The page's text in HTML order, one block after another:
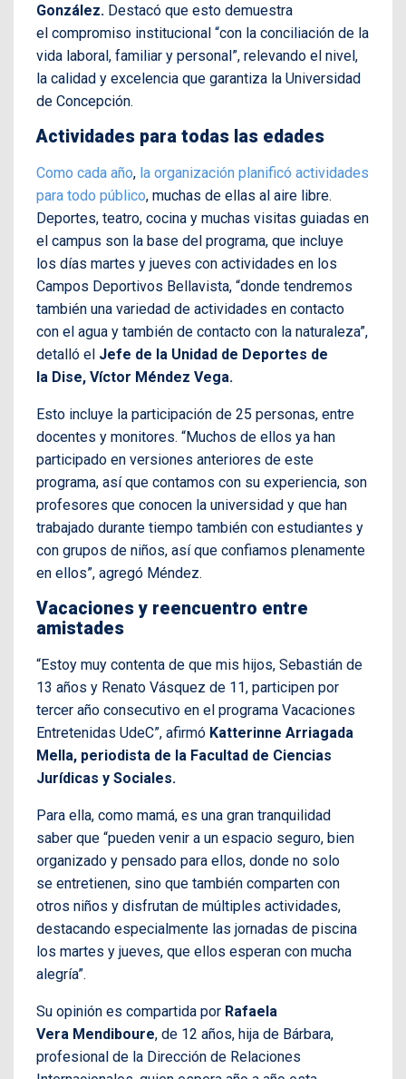
González. Destacó que esto demuestra
el compromiso institucional “con la conciliación de la
vida laboral, familiar y personal”, relevando el nivel,
la calidad y excelencia que garantiza la Universidad
de Concepción.
Actividades para todas las edades
Como cada año, la organización planificó actividades
para todo público, muchas de ellas al aire libre.
Deportes, teatro, cocina y muchas visitas guiadas en
el campus son la base del programa, que incluye
los días martes y jueves con actividades en los
Campos Deportivos Bellavista, “donde tendremos
también una variedad de actividades en contacto
con el agua y también de contacto con la naturaleza”,
detalló el Jefe de la Unidad de Deportes de
la Dise, Víctor Méndez Vega.
Esto incluye la participación de 25 personas, entre
docentes y monitores. “Muchos de ellos ya han
participado en versiones anteriores de este
programa, así que contamos con su experiencia, son
profesores que conocen la universidad y que han
trabajado durante tiempo también con estudiantes y
con grupos de niños, así que confiamos plenamente
en ellos”, agregó Méndez.
Vacaciones y reencuentro entre
amistades
“Estoy muy contenta de que mis hijos, Sebastián de
13 años y Renato Vásquez de 11, participen por
tercer año consecutivo en el programa Vacaciones
Entretenidas UdeC”, afirmó Katterinne Arriagada
Mella, periodista de la Facultad de Ciencias
Jurídicas y Sociales.
Para ella, como mamá, es una gran tranquilidad
saber que “pueden venir a un espacio seguro, bien
organizado y pensado para ellos, donde no solo
se entretienen, sino que también comparten con
otros niños y disfrutan de múltiples actividades,
destacando especialmente las jornadas de piscina
los martes y jueves, que ellos esperan con mucha
alegría”.
Su opinión es compartida por Rafaela
Vera Mendiboure, de 12 años, hija de Bárbara,
profesional de la Dirección de Relaciones